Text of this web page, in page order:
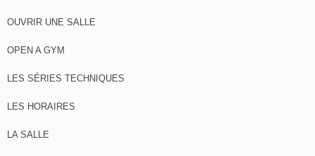
OUVRIR UNE SALLE
OPEN A GYM
LES SÉRIES TECHNIQUES
LES HORAIRES
LA SALLE